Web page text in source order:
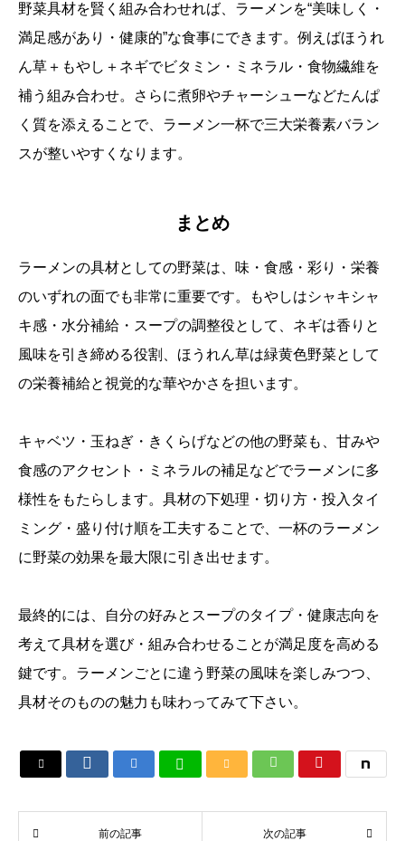
野菜具材を賢く組み合わせれば、ラーメンを“美味しく・
満足感があり・健康的”な食事にできます。例えばほうれ
ん草＋もやし＋ネギでビタミン・ミネラル・食物繊維を
補う組み合わせ。さらに煮卵やチャーシューなどたんぱ
く質を添えることで、ラーメン一杯で三大栄養素バラン
スが整いやすくなります。
まとめ
ラーメンの具材としての野菜は、味・食感・彩り・栄養
のいずれの面でも非常に重要です。もやしはシャキシャ
キ感・水分補給・スープの調整役として、ネギは香りと
風味を引き締める役割、ほうれん草は緑黄色野菜として
の栄養補給と視覚的な華やかさを担います。
キャベツ・玉ねぎ・きくらげなどの他の野菜も、甘みや
食感のアクセント・ミネラルの補足などでラーメンに多
様性をもたらします。具材の下処理・切り方・投入タイ
ミング・盛り付け順を工夫することで、一杯のラーメン
に野菜の効果を最大限に引き出せます。
最終的には、自分の好みとスープのタイプ・健康志向を
考えて具材を選び・組み合わせることが満足度を高める
鍵です。ラーメンごとに違う野菜の風味を楽しみつつ、
具材そのものの魅力も味わってみて下さい。
     
前の記事 次の記事